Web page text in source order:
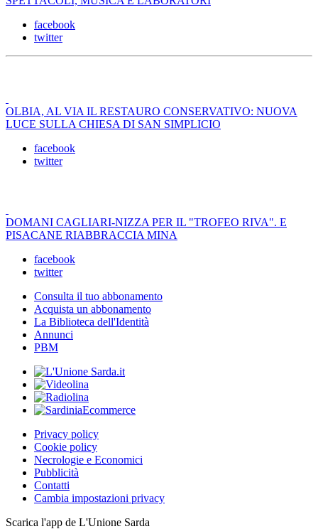
facebook
twitter
OLBIA, AL VIA IL RESTAURO CONSERVATIVO: NUOVA
LUCE SULLA CHIESA DI SAN SIMPLICIO
facebook
twitter
DOMANI CAGLIARI-NIZZA PER IL "TROFEO RIVA". E
PISACANE RIABBRACCIA MINA
facebook
twitter
Consulta il tuo abbonamento
Acquista un abbonamento
La Biblioteca dell'Identità
Annunci
PBM
Privacy policy
Cookie policy
Necrologie e Economici
Pubblicità
Contatti
Cambia impostazioni privacy
Scarica l'app de L'Unione Sarda